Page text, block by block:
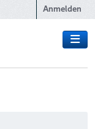
Anmelden